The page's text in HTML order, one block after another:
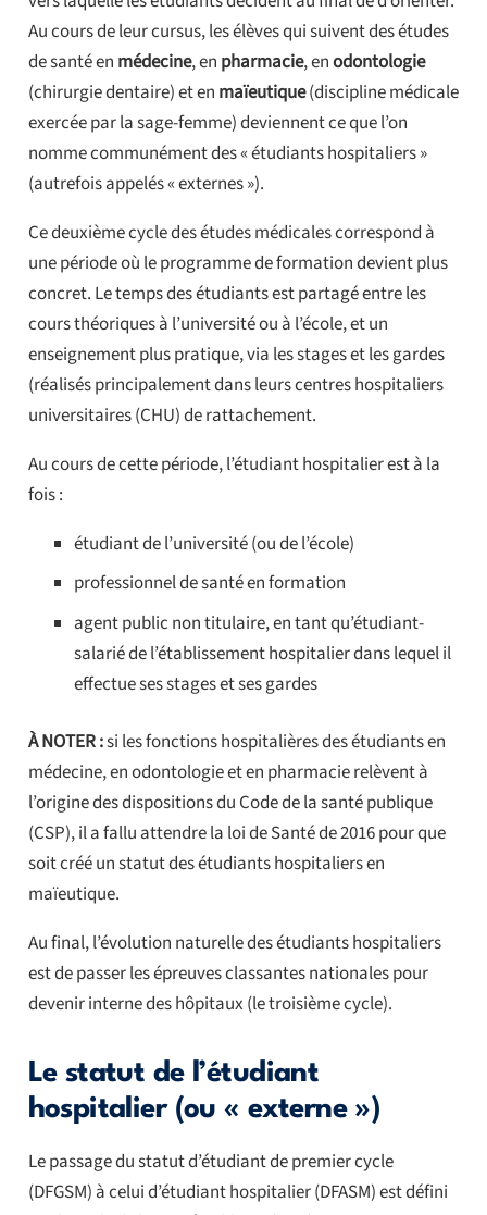
Au cours de leur cursus, les élèves qui suivent des études
de santé en médecine, en pharmacie, enodontologie
(chirurgie dentaire) et en maïeutique(discipline médicale
exercée par la sage-femme) deviennent ce que l’on
nomme communément des « étudiants hospitaliers »
(autrefois appelés « externes »).
Ce deuxième cycle des études médicales correspond à
une période où le programme de formation devient plus
concret. Le temps des étudiants est partagé entre les
cours théoriques à l’université ou à l’école, et un
enseignement plus pratique, via les stages et les gardes
(réalisés principalement dans leurs centres hospitaliers
universitaires (CHU) de rattachement.
Au cours de cette période, l’étudiant hospitalier est à la
fois :
étudiant de l’université (ou de l’école)
professionnel de santé en formation
agent public non titulaire, en tant qu’étudiant-
salarié de l’établissement hospitalier dans lequel il
effectue ses stages et ses gardes
À NOTER :si les fonctions hospitalières des étudiants en
médecine, en odontologie et en pharmacie relèvent à
l’origine des dispositions du Code de la santé publique
(CSP), il a fallu attendre la loi de Santé de 2016 pour que
soit créé un statut des étudiants hospitaliers en
maïeutique.
Au final, l’évolution naturelle des étudiants hospitaliers
est de passer les épreuves classantes nationales pour
devenir interne des hôpitaux (le troisième cycle).
Le statut de l’étudiant
hospitalier (ou « externe »)
Le passage du statut d’étudiant de premier cycle
(DFGSM) à celui d’étudiant hospitalier (DFASM) est défini